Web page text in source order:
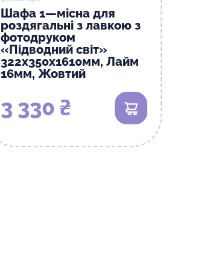
Шафа 1—місна для
роздягальні з лавкою з
фотодруком
«Підводний світ»
322х350х1610мм, Лайм
16мм, Жовтий
3 330 ₴ В кошик